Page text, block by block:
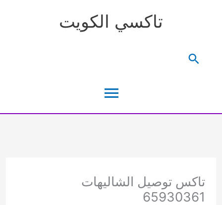
تاكسي الكويت
القائمة
البحث
تاكس توصيل الشاليهات
65930361